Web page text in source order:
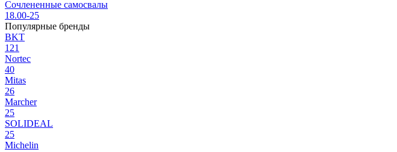
Сочлененные самосвалы
18.00-25
Популярные бренды
BKT
121
Nortec
40
Mitas
26
Marcher
25
SOLIDEAL
25
Michelin